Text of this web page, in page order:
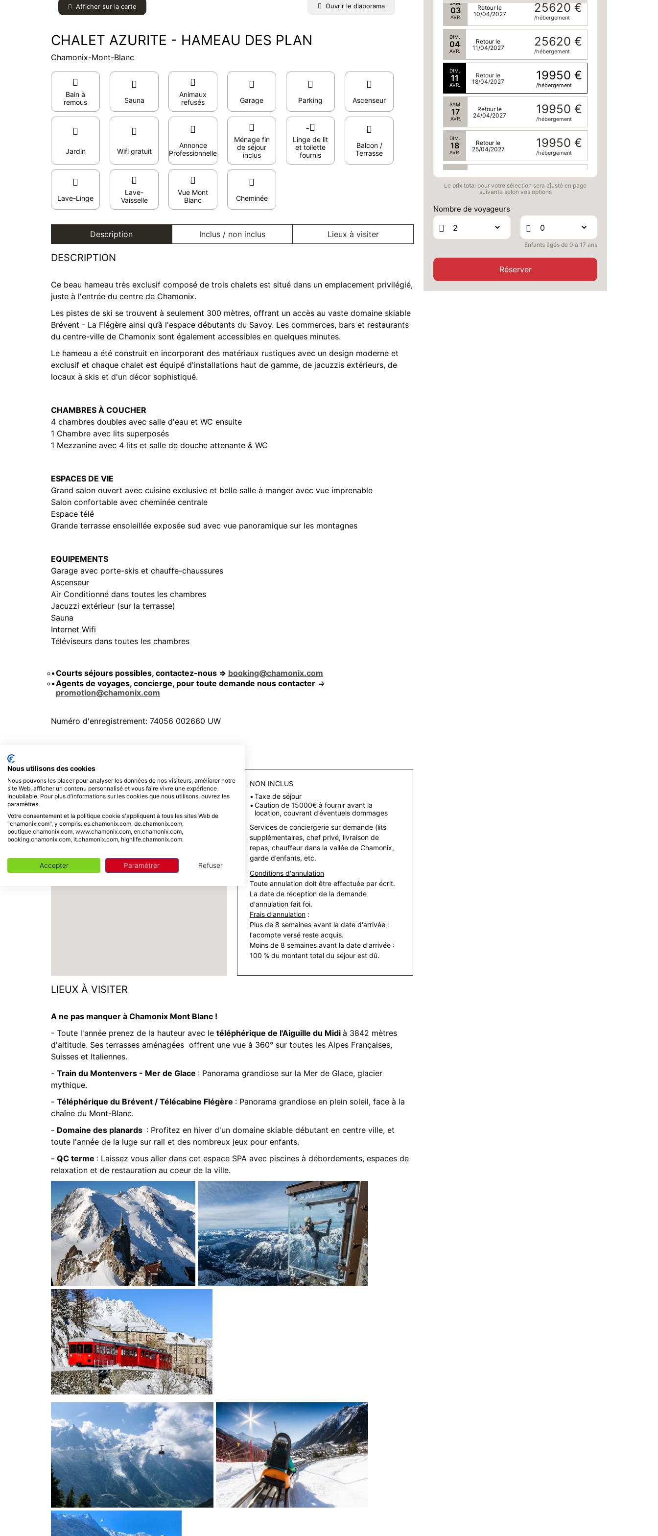
Afficher sur la carte Ouvrir le diaporama
CHALET AZURITE - HAMEAU DES PLAN
Chamonix-Mont-Blanc
Bain à
remous
Sauna
Animaux
refusés
Garage Parking Ascenseur
Jardin Wifi gratuit
Annonce
Professionnelle
Ménage fin
de séjour
inclus
Linge de lit
et toilette
fournis
Balcon /
Terrasse
Lave-Linge
Lave-
Vaisselle
Vue Mont
Blanc
Cheminée
Description Inclus / non inclus Lieux à visiter
DESCRIPTION
Ce beau hameau très exclusif composé de trois chalets est situé dans un emplacement privilégié,
juste à l'entrée du centre de Chamonix.
Les pistes de ski se trouvent à seulement 300 mètres, offrant un accès au vaste domaine skiable
Brévent - La Flégère ainsi qu’à l'espace débutants du Savoy. Les commerces, bars et restaurants
du centre-ville de Chamonix sont également accessibles en quelques minutes.
Le hameau a été construit en incorporant des matériaux rustiques avec un design moderne et
exclusif et chaque chalet est équipé d'installations haut de gamme, de jacuzzis extérieurs, de
locaux à skis et d'un décor sophistiqué.
CHAMBRES À COUCHER
4 chambres doubles avec salle d'eau et WC ensuite
1 Chambre avec lits superposés
1 Mezzanine avec 4 lits et salle de douche attenante & WC
ESPACES DE VIE
Grand salon ouvert avec cuisine exclusive et belle salle à manger avec vue imprenable
Salon confortable avec cheminée centrale
Espace télé
Grande terrasse ensoleillée exposée sud avec vue panoramique sur les montagnes
EQUIPEMENTS
Garage avec porte-skis et chauffe-chaussures
Ascenseur
Air Conditionné dans toutes les chambres
Jacuzzi extérieur (sur la terrasse)
Sauna
Internet Wifi
Téléviseurs dans toutes les chambres
Courts séjours possibles, contactez-nous => booking@chamonix.com
Agents de voyages, concierge, pour toute demande nous contacter =>
promotion@chamonix.com
Numéro d'enregistrement: 74056 002660 UW
INCLUS
Accueil chaleureux avec un représentant –
Linge de maison haut de gamme (draps,
serviettes) et produits de bain
Ménage quotidien
Ménage de fin de séjour
NON INCLUS
Taxe de séjour
Caution de 15000€ à fournir avant la
location, couvrant d’éventuels dommages
Services de conciergerie sur demande (lits
supplémentaires, chef privé, livraison de
repas, chauffeur dans la vallée de Chamonix,
garde d’enfants, etc.
Conditions d'annulation
Toute annulation doit être effectuée par écrit.
La date de réception de la demande
d'annulation fait foi.
Frais d'annulation :
Plus de 8 semaines avant la date d'arrivée :
l'acompte versé reste acquis.
Moins de 8 semaines avant la date d'arrivée :
100 % du montant total du séjour est dû.
LIEUX À VISITER
A ne pas manquer à Chamonix Mont Blanc !
- Toute l'année prenez de la hauteur avec le téléphérique de l'Aiguille du Midi à 3842 mètres
d'altitude. Ses terrasses aménagées offrent une vue à 360° sur toutes les Alpes Françaises,
Suisses et Italiennes.
- Train du Montenvers - Mer de Glace : Panorama grandiose sur la Mer de Glace, glacier
mythique.
- Téléphérique du Brévent / Télécabine Flégère : Panorama grandiose en plein soleil, face à la
chaîne du Mont-Blanc.
- Domaine des planards : Profitez en hiver d'un domaine skiable débutant en centre ville, et
toute l'année de la luge sur rail et des nombreux jeux pour enfants.
- QC terme : Laissez vous aller dans cet espace SPA avec piscines à débordements, espaces de
relaxation et de restauration au coeur de la ville.
SAM.
03
AVR.
25620 €
/hébergement
Retour le
10/04/2027
DIM.
04
AVR.
25620 €
/hébergement
Retour le
11/04/2027
DIM.
11
AVR.
19950 €
/hébergement
Retour le
18/04/2027
SAM.
17
AVR.
19950 €
/hébergement
Retour le
24/04/2027
DIM.
18
AVR.
19950 €
/hébergement
Retour le
25/04/2027
SAM.
24
AVR.
19950 €
/hébergement
Retour le
01/05/2027
DIM.
25
Retour le
02/05/2027
mai 2027
SAM.
08/05/2027
DIM.
Le prix total pour votre sélection sera ajusté en page
suivante selon vos options
Nombre de voyageurs
Enfants âgés de 0 à 17 ans
Réserver
Nous utilisons des cookies
Nous pouvons les placer pour analyser les données de nos visiteurs, améliorer notre
site Web, afficher un contenu personnalisé et vous faire vivre une expérience
inoubliable. Pour plus d'informations sur les cookies que nous utilisons, ouvrez les
paramètres.
Votre consentement et la politique cookie s'appliquent à tous les sites Web de
"chamonix.com", y compris: es.chamonix.com, de.chamonix.com,
boutique.chamonix.com, www.chamonix.com, en.chamonix.com,
booking.chamonix.com, it.chamonix.com, highlife.chamonix.com.
Accepter Paramétrer Refuser